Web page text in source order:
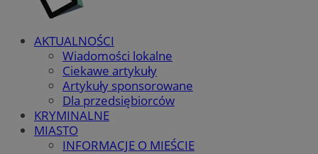
AKTUALNOŚCI
Wiadomości lokalne
Ciekawe artykuły
Artykuły sponsorowane
Dla przedsiębiorców
KRYMINALNE
MIASTO
INFORMACJE O MIEŚCIE